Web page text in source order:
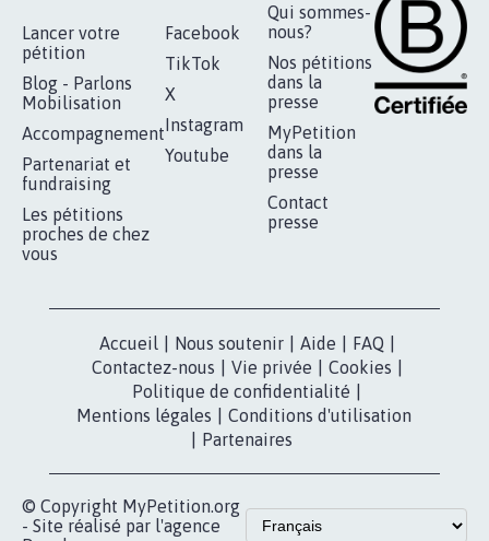
Lancer votre
pétition
Blog - Parlons
Mobilisation
Accompagnement
Partenariat et
fundraising
Les pétitions
proches de chez
vous
Facebook
TikTok
X
Instagram
Youtube
Qui sommes-
nous?
Nos pétitions
dans la
presse
MyPetition
dans la
presse
Contact
presse
Accueil Nous soutenir Aide FAQ
Contactez-nous
Vie privée Cookies
Politique de confidentialité
Mentions légales
Conditions d'utilisation
Partenaires
© Copyright MyPetition.org
- Site réalisé par l'agence